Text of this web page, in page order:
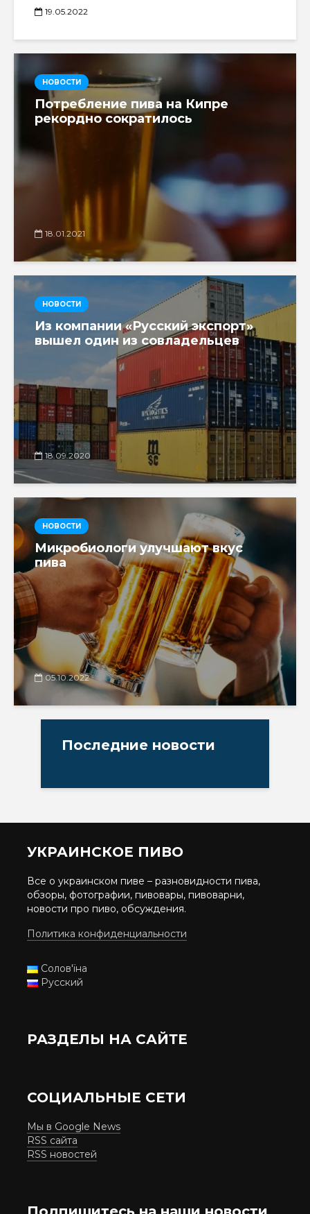
19.05.2022
НОВОСТИ
Потребление пива на Кипре
рекордно сократилось
18.01.2021
НОВОСТИ
Из компании «Русский экспорт»
вышел один из совладельцев
18.09.2020
НОВОСТИ
Микробиологи улучшают вкус
пива
05.10.2022
Последние новости
УКРАИНСКОЕ ПИВО
Все о украинском пиве – разновидности пива,
обзоры, фотографии, пивовары, пивоварни,
новости про пиво, обсуждения.
Политика конфиденциальности
Солов'їна
Русский
РАЗДЕЛЫ НА САЙТЕ
СОЦИАЛЬНЫЕ СЕТИ
Мы в Google News
RSS сайта
RSS новостей